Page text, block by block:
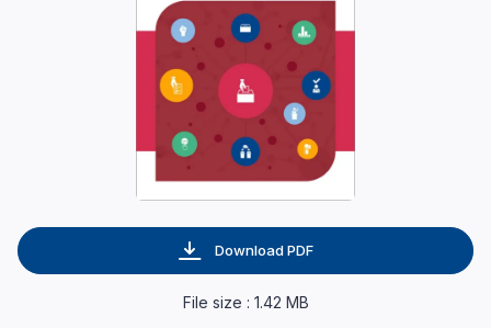
Download PDF
File size : 1.42 MB